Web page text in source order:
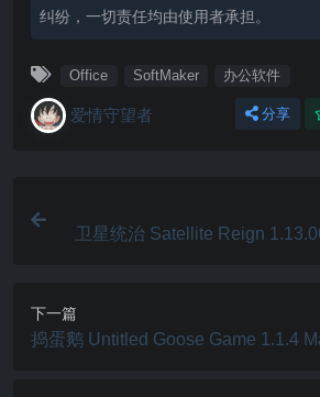
纠纷，一切责任均由使用者承担。
Office SoftMaker 办公软件
爱情守望者 分享
卫星统治 Satellite Reign
下一篇
捣蛋鹅 Untitled Goose Game 1.1.4